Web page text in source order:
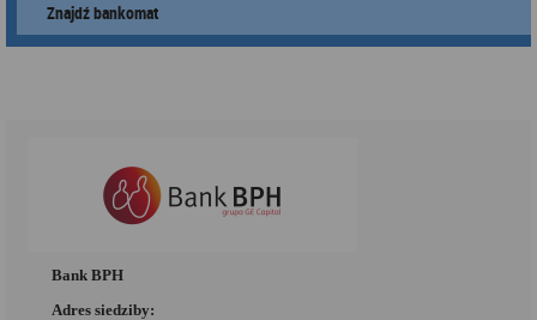
Znajdź bankomat
Bank BPH
Adres siedziby: